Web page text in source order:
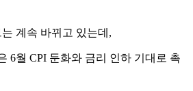
계속 바뀌고 있는데,
6월 CPI 둔화와 금리 인하 기대로 촉